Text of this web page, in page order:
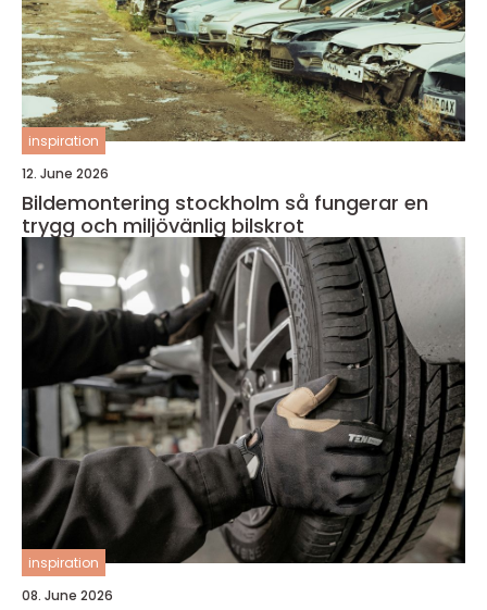
inspiration
12. June 2026
Bildemontering stockholm så fungerar en
trygg och miljövänlig bilskrot
inspiration
08. June 2026